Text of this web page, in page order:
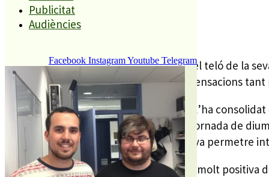
Publicitat
Audiències
Facebook InstagramYoutube Telegram
REDACCIÓ
29 JUNY, 2026
El Festival FEM Palafolls va abaixar ahir el teló de la
al municipi, torna a tancar amb bones sensacions
El festival ha mantingut la fórmula que l’ha
d’aquesta edició s’ha concentrat en la jornada de
format, amb ambient devespreig, que va permetre
Des de l’Ajuntament es fa una valoració molt